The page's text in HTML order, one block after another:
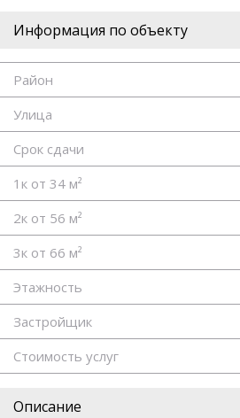
Информация по объекту
Район
Улица
Срок сдачи
1к от 34 м²
2к от 56 м²
3к от 66 м²
Этажность
Застройщик
Стоимость услуг
Описание